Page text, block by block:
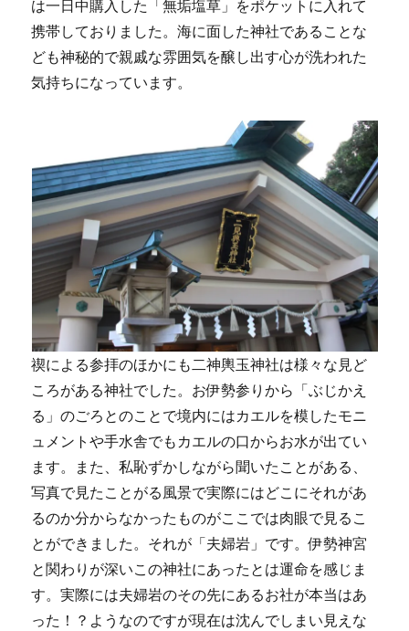
は一日中購入した「無垢塩草」をポケットに入れて
携帯しておりました。海に面した神社であることな
ども神秘的で親戚な雰囲気を醸し出す心が洗われた
気持ちになっています。
禊による参拝のほかにも二神輿玉神社は様々な見ど
ころがある神社でした。お伊勢参りから「ぶじかえ
る」のごろとのことで境内にはカエルを模したモニ
ュメントや手水舎でもカエルの口からお水が出てい
ます。また、私恥ずかしながら聞いたことがある、
写真で見たことがる風景で実際にはどこにそれがあ
るのか分からなかったものがここでは肉眼で見るこ
とができました。それが「夫婦岩」です。伊勢神宮
と関わりが深いこの神社にあったとは運命を感じま
す。実際には夫婦岩のその先にあるお社が本当はあ
った！？ようなのですが現在は沈んでしまい見えな